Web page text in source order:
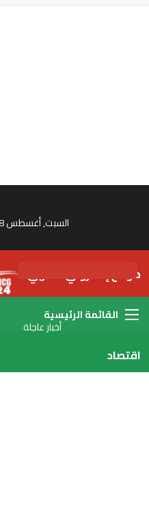
السبت, أغسطس 8 2026
أخبار عاجلة
القائمة
اقتصاد